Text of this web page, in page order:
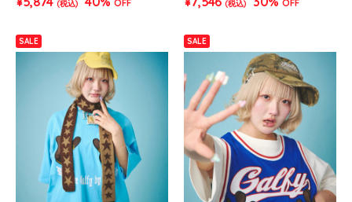
(税込) OFF (税込) OFF
SALE SALE